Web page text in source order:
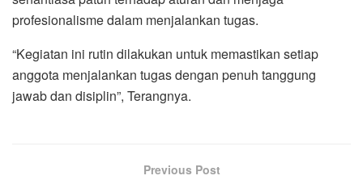
profesionalisme dalam menjalankan tugas.
“Kegiatan ini rutin dilakukan untuk memastikan setiap
anggota menjalankan tugas dengan penuh tanggung
jawab dan disiplin”, Terangnya.
Previous Post